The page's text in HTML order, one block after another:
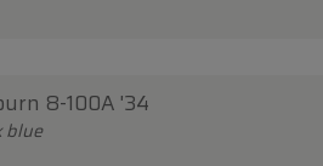
8-100A '34
blue